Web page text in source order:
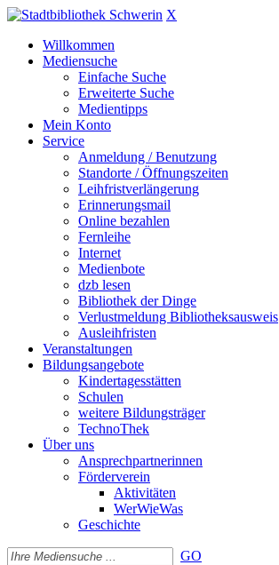
X
Willkommen
Mediensuche
Einfache Suche
Erweiterte Suche
Medientipps
Mein Konto
Service
Anmeldung / Benutzung
Standorte / Öffnungszeiten
Leihfristverlängerung
Erinnerungsmail
Online bezahlen
Fernleihe
Internet
Medienbote
dzb lesen
Bibliothek der Dinge
Verlustmeldung Bibliotheksausweis
Ausleihfristen
Veranstaltungen
Bildungsangebote
Kindertagesstätten
Schulen
weitere Bildungsträger
TechnoThek
Über uns
Ansprechpartnerinnen
Förderverein
Aktivitäten
WerWieWas
Geschichte
GO